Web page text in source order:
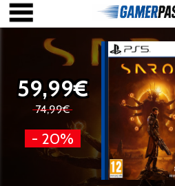
59,99€
74,99€
- 20%